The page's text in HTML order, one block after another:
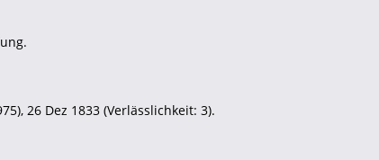
26 Dez 1833 (Verlässlichkeit: 3).